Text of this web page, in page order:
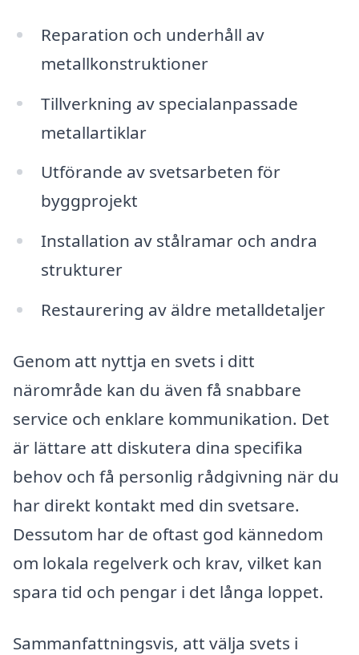
Reparation och underhåll av
metallkonstruktioner
Tillverkning av specialanpassade
metallartiklar
Utförande av svetsarbeten för
byggprojekt
Installation av stålramar och andra
strukturer
Restaurering av äldre metalldetaljer
Genom att nyttja en svets i ditt
närområde kan du även få snabbare
service och enklare kommunikation. Det
är lättare att diskutera dina specifika
behov och få personlig rådgivning när du
har direkt kontakt med din svetsare.
Dessutom har de oftast god kännedom
om lokala regelverk och krav, vilket kan
spara tid och pengar i det långa loppet.
Sammanfattningsvis, att välja svets i